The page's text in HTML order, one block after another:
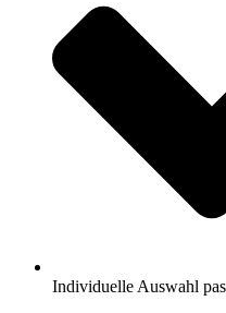
Individuelle Auswahl